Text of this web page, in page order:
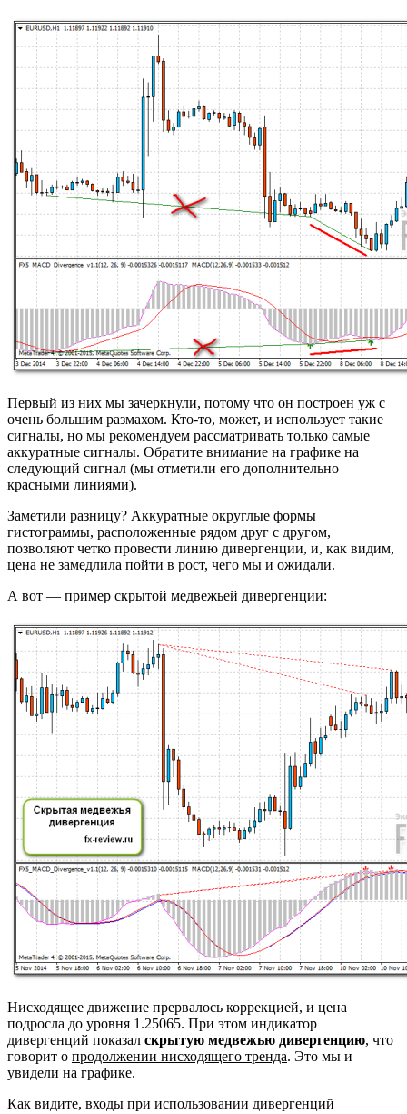
Первый из них мы зачеркнули, потому что он построен уж с
очень большим размахом. Кто-то, может, и использует такие
сигналы, но мы рекомендуем рассматривать только самые
аккуратные сигналы. Обратите внимание на графике на
следующий сигнал (мы отметили его дополнительно
красными линиями).
Заметили разницу? Аккуратные округлые формы
гистограммы, расположенные рядом друг с другом,
позволяют четко провести линию дивергенции, и, как видим,
цена не замедлила пойти в рост, чего мы и ожидали.
А вот — пример скрытой медвежьей дивергенции:
Нисходящее движение прервалось коррекцией, и цена
подросла до уровня 1.25065. При этом индикатор
дивергенций показал скрытую медвежью дивергенцию, что
говорит о продолжении нисходящего тренда. Это мы и
увидели на графике.
Как видите, входы при использовании дивергенций